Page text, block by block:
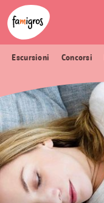
Navigazione
segnalibri
Header
Logo
Escursioni Concorsi